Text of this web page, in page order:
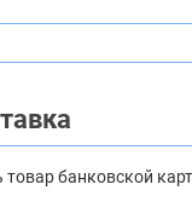
банковской